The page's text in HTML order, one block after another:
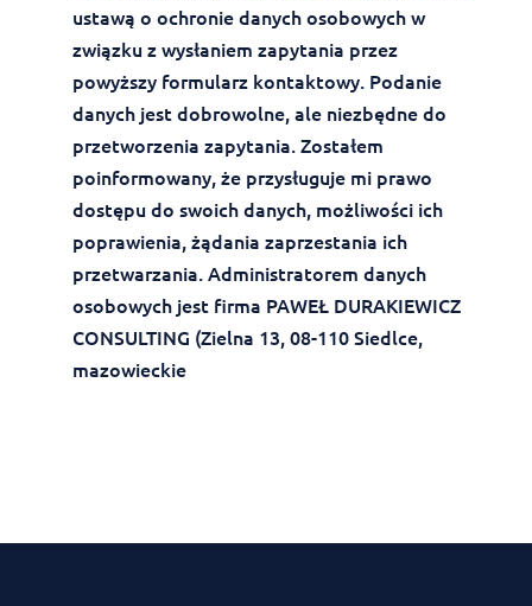
ustawą o ochronie danych osobowych w
związku z wysłaniem zapytania przez
powyższy formularz kontaktowy. Podanie
danych jest dobrowolne, ale niezbędne do
przetworzenia zapytania. Zostałem
poinformowany, że przysługuje mi prawo
dostępu do swoich danych, możliwości ich
poprawienia, żądania zaprzestania ich
przetwarzania. Administratorem danych
osobowych jest firma PAWEŁ DURAKIEWICZ
CONSULTING (Zielna 13, 08-110 Siedlce,
mazowieckie